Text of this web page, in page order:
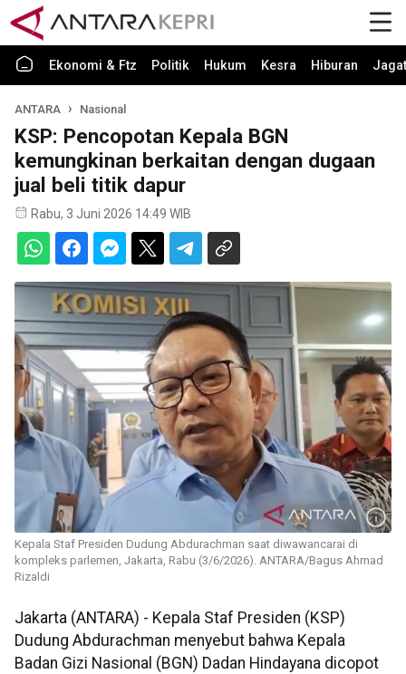
Ekonomi & Ftz Politik Hukum Kesra Hiburan Jagat
ANTARA Nasional
KSP: Pencopotan Kepala BGN
kemungkinan berkaitan dengan dugaan
jual beli titik dapur
Rabu, 3 Juni 2026 14:49 WIB
Kepala Staf Presiden Dudung Abdurachman saat diwawancarai di
kompleks parlemen, Jakarta, Rabu (3/6/2026). ANTARA/Bagus Ahmad
Rizaldi
Jakarta (ANTARA) - Kepala Staf Presiden (KSP)
Dudung Abdurachman menyebut bahwa Kepala
Badan Gizi Nasional (BGN) Dadan Hindayana dicopot